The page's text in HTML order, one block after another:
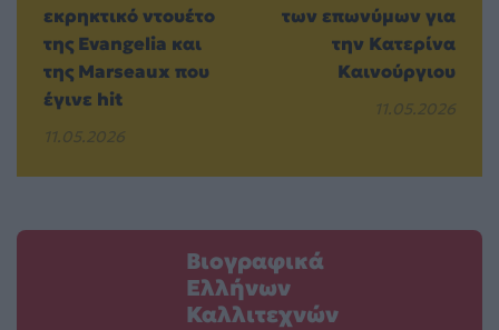
εκρηκτικό ντουέτο
της Evangelia και
της Marseaux που
έγινε hit
11.05.2026
των επωνύμων για
την Κατερίνα
Καινούργιου
11.05.2026
Βιογραφικά
Ελλήνων
Καλλιτεχνών